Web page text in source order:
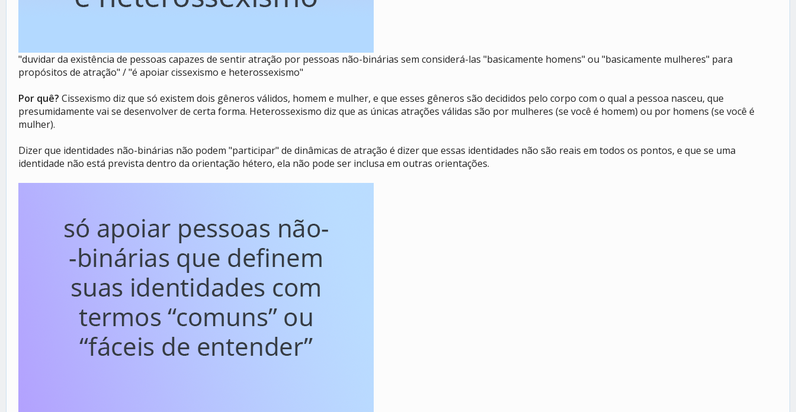
"duvidar da existência de pessoas capazes de sentir atração por pessoas não-binárias sem considerá-las "basicamente homens" ou "basicamente mulheres" para
propósitos de atração" / "é apoiar cissexismo e heterossexismo"
Por quê? Cissexismo diz que só existem dois gêneros válidos, homem e mulher, e que esses gêneros são decididos pelo corpo com o qual a pessoa nasceu, que
presumidamente vai se desenvolver de certa forma. Heterossexismo diz que as únicas atrações válidas são por mulheres (se você é homem) ou por homens (se você é
mulher).
Dizer que identidades não-binárias não podem "participar" de dinâmicas de atração é dizer que essas identidades não são reais em todos os pontos, e que se uma
identidade não está prevista dentro da orientação hétero, ela não pode ser inclusa em outras orientações.